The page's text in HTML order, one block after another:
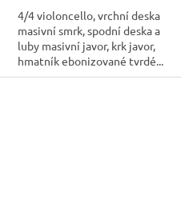
4/4 violoncello, vrchní deska
masivní smrk, spodní deska a
luby masivní javor, krk javor,
hmatník ebonizované tvrdé...